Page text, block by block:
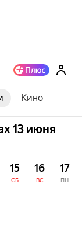
Кино
13 июня
15
СБ
16
ВС
17
ПН